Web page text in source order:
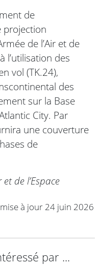
de
projection
de l’Air et de
l’utilisation des
vol (TK.24),
des
sur la Base
City. Par
une couverture
de
de l’Espace
à jour 24 juin 2026
par ...